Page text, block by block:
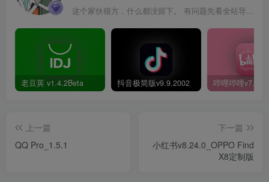
这个家伙很方，什么都没留下。 有问题先看全站导航页，解决不了再@我！
老豆荚 v1.4.2Beta 抖音极简版v9.9.2002
上一篇
QQ Pro_1.5.1
下一篇
小红书v8.24.0_OPPO Find
X8定制版